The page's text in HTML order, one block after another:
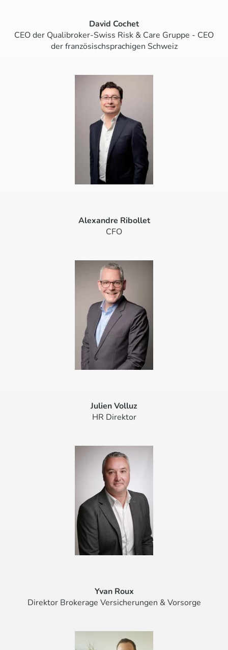
David Cochet
CEO der Qualibroker-Swiss Risk & Care Gruppe - CEO
der französischsprachigen Schweiz
Alexandre Ribollet
CFO
Julien Volluz
HR Direktor
Yvan Roux
Direktor Brokerage Versicherungen & Vorsorge